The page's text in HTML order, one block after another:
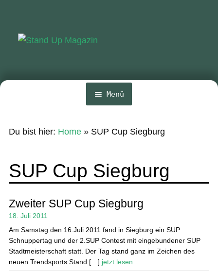
springen
springen
Menü
SUP-Events
Ratgeber
Stand Up Magazin TV
SPOT FINDER
Du bist hier: Home» SUP Cup Siegburg
SUP Cup Siegburg
Zweiter SUP Cup Siegburg
18. Juli 2011
Am Samstag den 16.Juli 2011 fand in Siegburg ein SUP
Schnuppertag und der 2.SUP Contest mit eingebundener SUP
Stadtmeisterschaft statt. Der Tag stand ganz im Zeichen des
neuen Trendsports Stand […] jetzt lesen